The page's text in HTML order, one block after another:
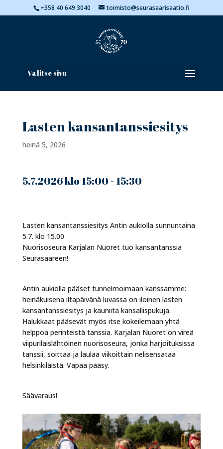
+358 40 649 3040 toimisto@seurasaarisaatio.fi
Valitse sivu
Lasten kansantanssiesitys
heinä 5, 2026
5.7.2026 klo 15:00 - 15:30
Lasten kansantanssiesitys Antin aukiolla sunnuntaina
5.7. klo 15.00
Nuorisoseura Karjalan Nuoret tuo kansantanssia
Seurasaareen!
Antin aukiolla pääset tunnelmoimaan kanssamme:
heinäkuisena iltapäivänä luvassa on iloinen lasten
kansantanssiesitys ja kauniita kansallispukuja.
Halukkaat pääsevät myös itse kokeilemaan yhtä
helppoa perinteistä tanssia. Karjalan Nuoret on vireä
viipurilaislähtöinen nuorisoseura, jonka harjoituksissa
tanssii, soittaa ja laulaa viikoittain nelisensataa
helsinkiläistä. Vapaa pääsy.
Säävaraus!